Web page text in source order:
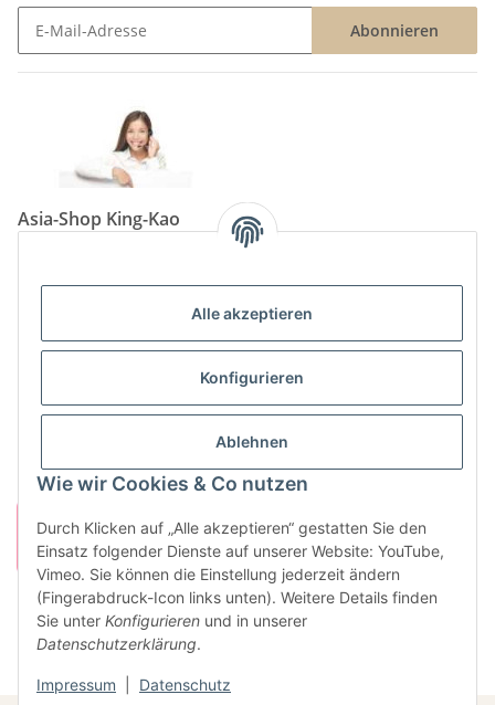
Alle akzeptieren
Konfigurieren
Ablehnen
Wie wir Cookies & Co nutzen
Durch Klicken auf „Alle akzeptieren“ gestatten Sie den
Einsatz folgender Dienste auf unserer Website: YouTube,
Vimeo. Sie können die Einstellung jederzeit ändern
(Fingerabdruck-Icon links unten). Weitere Details finden
Sie unter Konfigurieren und in unserer
Datenschutzerklärung.
Impressum Datenschutz
Abonnieren
Asia-Shop King-Kao
Tel: (06825) 499-104
info@king-kao.de
Öffnungszeiten (Mo-Sa.) 9:00 - 19:00
Gesetzliche Informationen
Vertrag widerrufen